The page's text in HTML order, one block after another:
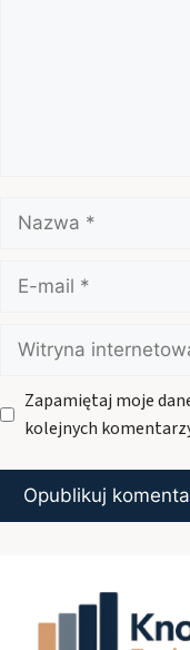
Nazwa
mail
Witryna
internetowa
Zapamiętaj moje
kolejnych